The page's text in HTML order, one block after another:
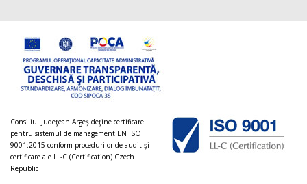
Consiliul Judeţean Argeș deţine certificare
pentru sistemul de management EN ISO
9001:2015 conform procedurilor de audit şi
certificare ale LL-C (Certification) Czech
Republic